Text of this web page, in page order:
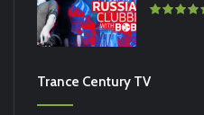
Trance Century TV